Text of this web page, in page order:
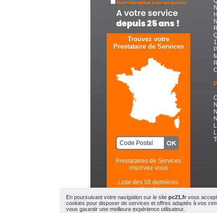
En poursuivant votre navigation sur le sitepc21.fr vous
cookies pour disposer de services et offres adaptés à vos
vous garantir une meilleure expérience utilisateur.
Trouvez votre
Prestataire de Services
Prestataires de Services
inscrivez-vous
Liste des 50 dernières
recherches
PC21.FR - Toute